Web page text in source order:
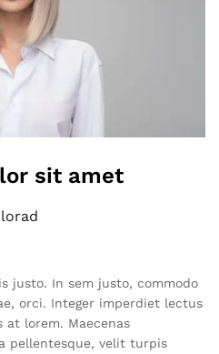
sit amet
justo. In sem justo, commodo
orci. Integer imperdiet lectus
lorem. Maecenas
pellentesque, velit turpis